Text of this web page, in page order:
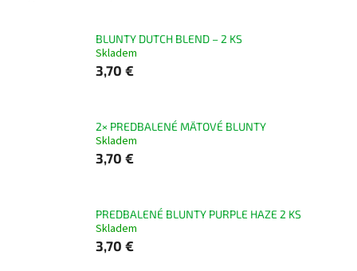
BLUNTY DUTCH BLEND – 2 KS
Skladem
3,70 €
2× PREDBALENÉ MÄTOVÉ BLUNTY
Skladem
3,70 €
PREDBALENÉ BLUNTY PURPLE HAZE 2 KS
Skladem
3,70 €